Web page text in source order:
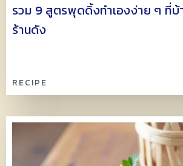
รวม 9 สูตรพุดดิ้งทำเองง่าย ๆ ที่บ้
ร้านดัง
RECIPE